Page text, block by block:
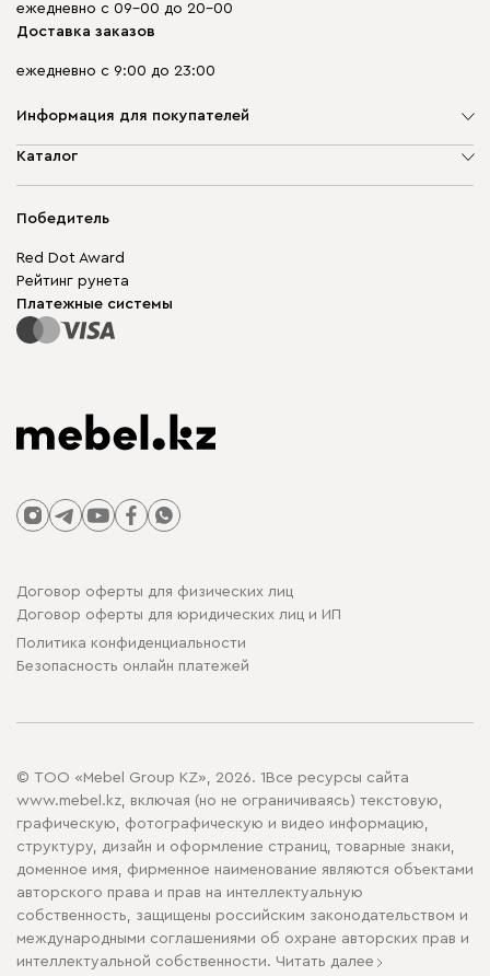
ежедневно с 09-00 до 20-00
Доставка заказов
ежедневно с 9:00 до 23:00
Информация для покупателей
О компании
Гарантия
Для бизнеса
Карта сайта
Каталог
Корпусная мебель
Модульная мебель
Столы и стулья
Победитель
Red Dot Award
Рейтинг рунета
Платежные системы
Договор оферты для физических лиц
Договор оферты для юридических лиц и ИП
Политика конфиденциальности
Безопасность онлайн платежей
© ТОО «Mebel Group KZ», 2026. 1Все ресурсы сайта
www.mebel.kz, включая (но не ограничиваясь) текстовую,
графическую, фотографическую и видео информацию,
структуру, дизайн и оформление страниц, товарные знаки,
доменное имя, фирменное наименование являются объектами
авторского права и прав на интеллектуальную
собственность, защищены российским законодательством и
международными соглашениями об охране авторских прав и
интеллектуальной собственности. Читать далее